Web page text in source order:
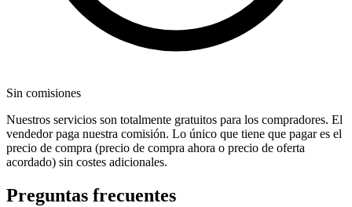
Sin comisiones
Nuestros servicios son totalmente gratuitos para los compradores. El
vendedor paga nuestra comisión. Lo único que tiene que pagar es el
precio de compra (precio de compra ahora o precio de oferta
acordado) sin costes adicionales.
Preguntas frecuentes